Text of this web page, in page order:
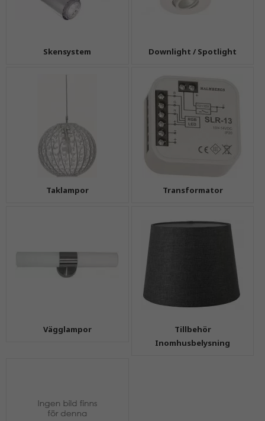
Skensystem Downlight / Spotlight
Taklampor Transformator
Vägglampor
Tillbehör
Inomhusbelysning